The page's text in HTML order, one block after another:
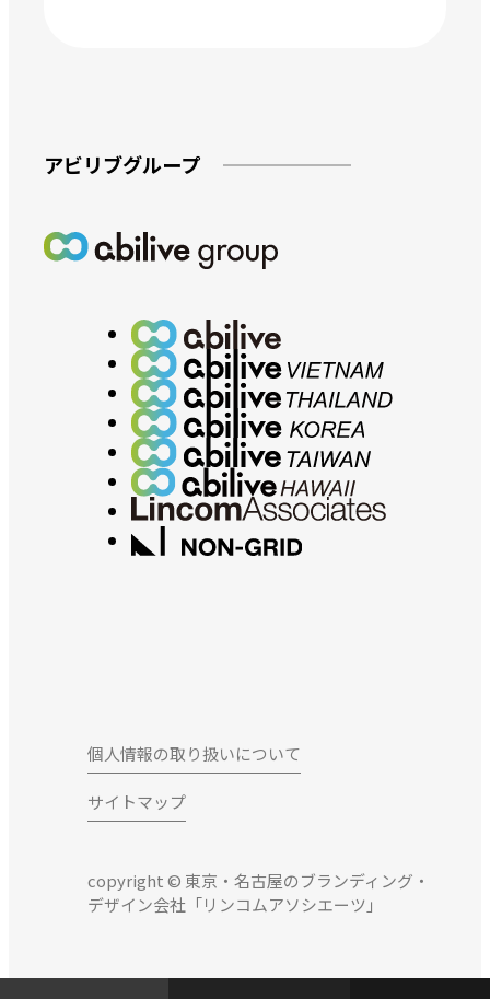
アビリブグループ
個人情報の取り扱いについて
サイトマップ
copyright © 東京・名古屋のブランディング・
デザイン会社「リンコムアソシエーツ」